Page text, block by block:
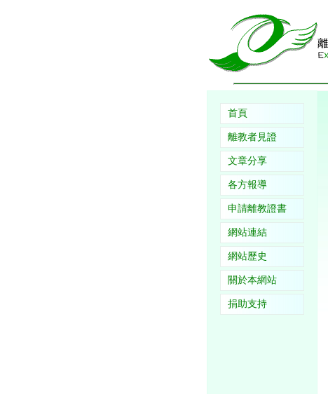
首頁
離教者見證
文章分享
各方報導
申請離教證書
網站連結
網站歷史
關於本網站
捐助支持